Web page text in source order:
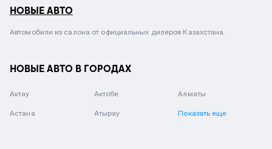
НОВЫЕ АВТО
Автомобили из салона от официальных дилеров Казахстана.
НОВЫЕ АВТО В ГОРОДАХ
Актау Актобе Алматы
Астана Атырау Показать еще